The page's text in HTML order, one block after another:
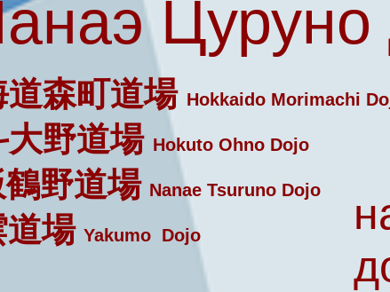
道森町道場 Hokkaido Morimachi
大野道場 Hokuto Ohno Dojo
鶴野道場 Nanae Tsuruno Dojo
道場 Yakumo Dojo